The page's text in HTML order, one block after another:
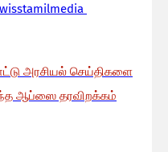
அரசியல் செய்திகளை
ஆப்ஸை தரவிறக்கம்